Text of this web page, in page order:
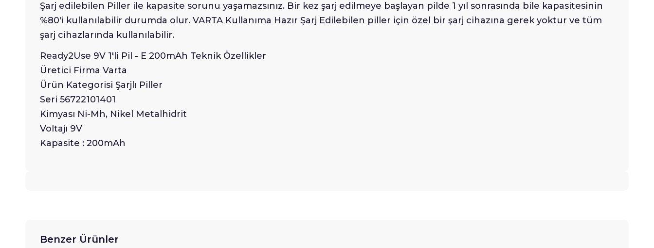
Şarj edilebilen Piller ile kapasite sorunu yaşamazsınız. Bir kez şarj edilmeye başlayan pilde 1 yıl sonrasında bile kapasitesinin
%80'i kullanılabilir durumda olur. VARTA Kullanıma Hazır Şarj Edilebilen piller için özel bir şarj cihazına gerek yoktur ve tüm
şarj cihazlarında kullanılabilir.
Ready2Use 9V 1'li Pil - E 200mAh Teknik Özellikler
Üretici Firma Varta
Ürün Kategorisi Şarjlı Piller
Seri 56722101401
Kimyası Ni-Mh, Nikel Metalhidrit
Voltajı 9V
Kapasite : 200mAh
Benzer Ürünler